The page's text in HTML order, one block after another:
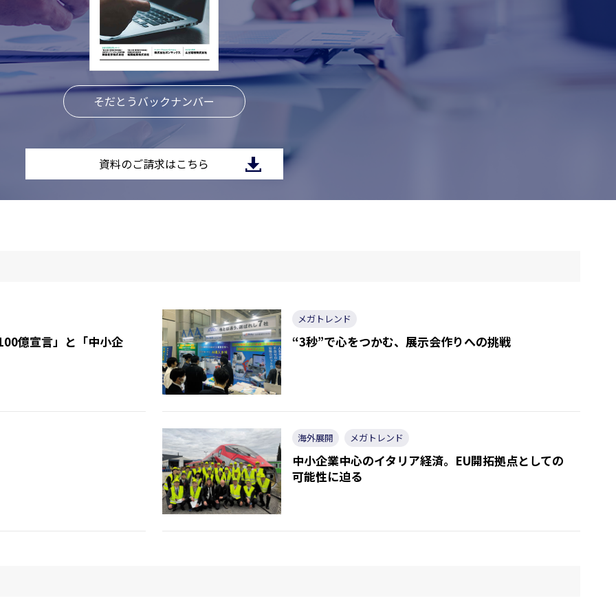
そだとうバックナンバー
資料のご請求はこちら
億宣言」と「中小企
メガトレンド
“3秒”で心をつかむ、展示会作りへの挑戦
海外展開 メガトレンド
中小企業中心のイタリア経済。EU開拓拠点としての
可能性に迫る